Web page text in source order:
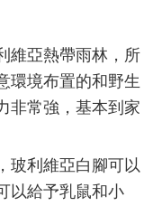
亞熱帶雨林，所
環境布置的和野生
非常強，基本到家
利維亞白腳可以
以給予乳鼠和小